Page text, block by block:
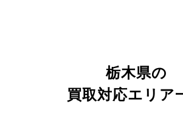
栃木県の
買取対応エリア